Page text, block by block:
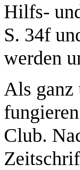
Hilfs-
S. 34f
werden
Als ganz
Club.